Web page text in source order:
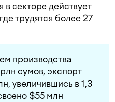
секторе действует
трудятся более 27
производства
сумов, экспорт
увеличившись в 1,3
$55 млн